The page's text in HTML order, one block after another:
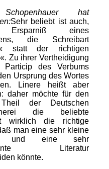
hat
Sehr beliebt ist auch,
Ersparniß eines
die Schreibart
statt der richtigen
Zu ihrer Vertheidigung
des Verbums
Ursprung des Wortes
Linere heißt aber
daher möchte für den
der Deutschen
die beliebte
wirklich die richtige
man eine sehr kleine
und eine sehr
Literatur
könnte.